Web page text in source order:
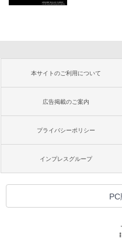
本サイトのご利用について
広告掲載のご案内
プライバシーポリシー
インプレスグループ
PC